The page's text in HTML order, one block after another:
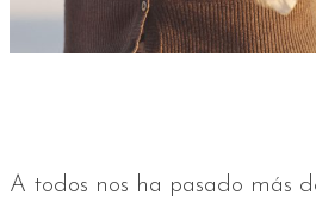
A todos nos ha pasado más